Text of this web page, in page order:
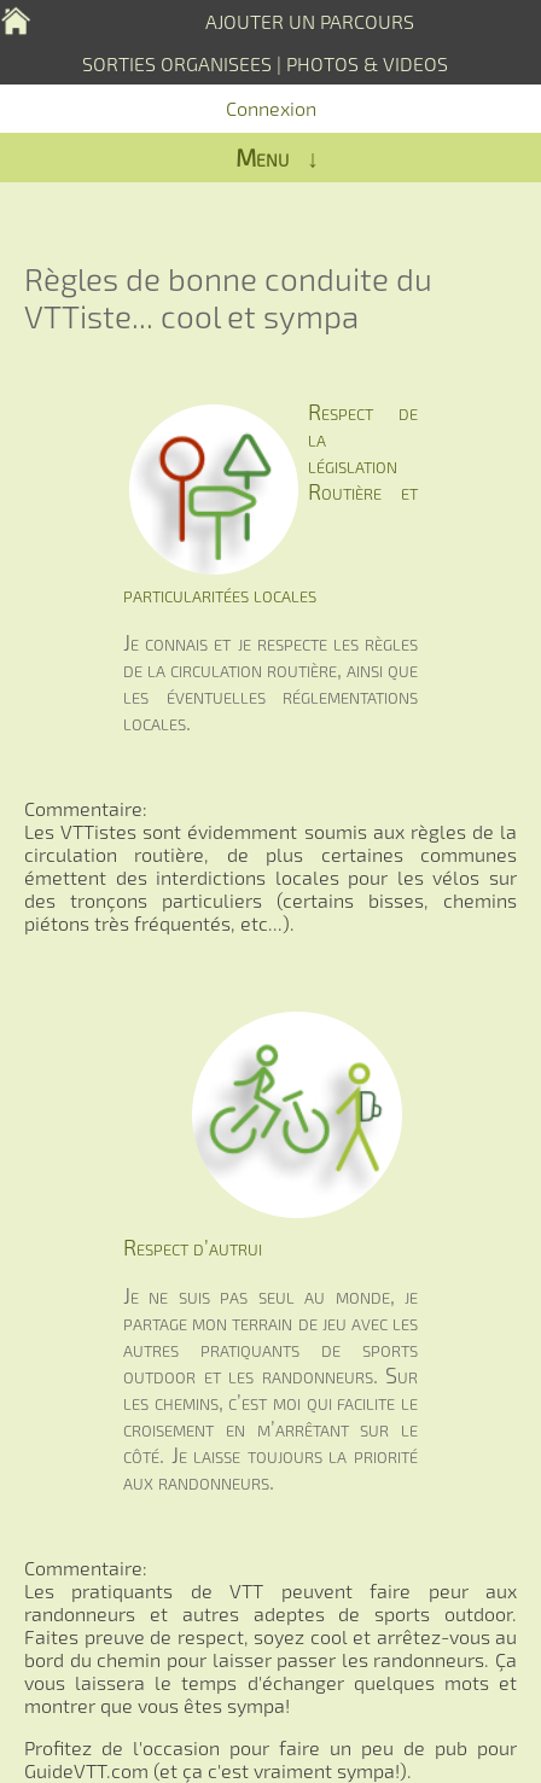
AJOUTER UN PARCOURS
SORTIES ORGANISEES | PHOTOS & VIDEOS
Connexion
Menu ↓
Règles de bonne conduite du
VTTiste... cool et sympa
Respect de
la
législation
Routière et
particularitées locales
Je connais et je respecte les règles
de la circulation routière, ainsi que
les éventuelles réglementations
locales.
Commentaire:
Les VTTistes sont évidemment soumis aux règles de la
circulation routière, de plus certaines communes
émettent des interdictions locales pour les vélos sur
des tronçons particuliers (certains bisses, chemins
piétons très fréquentés, etc...).
Respect d’autrui
Je ne suis pas seul au monde, je
partage mon terrain de jeu avec les
autres pratiquants de sports
outdoor et les randonneurs. Sur
les chemins, c’est moi qui facilite le
croisement en m’arrêtant sur le
côté. Je laisse toujours la priorité
aux randonneurs.
Commentaire:
Les pratiquants de VTT peuvent faire peur aux
randonneurs et autres adeptes de sports outdoor.
Faites preuve de respect, soyez cool et arrêtez-vous au
bord du chemin pour laisser passer les randonneurs. Ça
vous laissera le temps d'échanger quelques mots et
montrer que vous êtes sympa!
Profitez de l'occasion pour faire un peu de pub pour
GuideVTT.com (et ça c'est vraiment sympa!).